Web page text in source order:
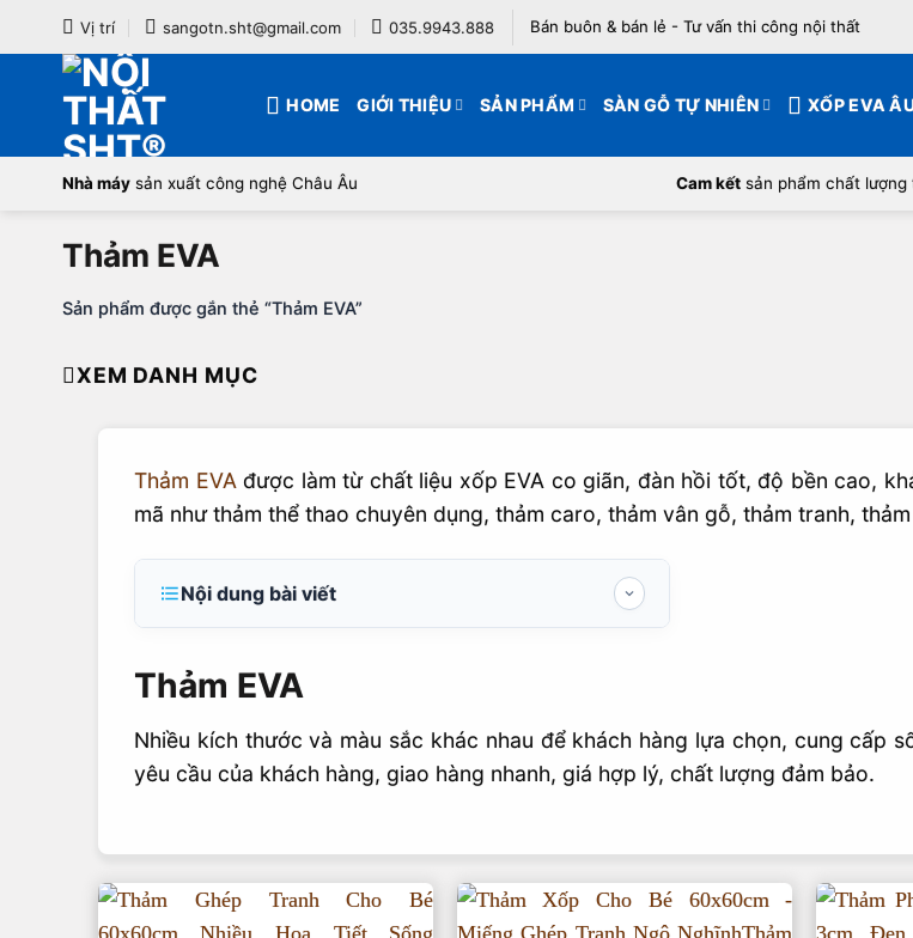
qua
Vị trí sangotn.sht@gmail.com 035.9943.888 Bán buôn & bán lẻ - Tư vấn thi công nội thất
HOME GIỚI THIỆU SẢN PHẨM SÀN GỖ TỰ NHIÊN XỐP EVA
Nhà máy sản xuất công nghệ Châu Âu Cam kếtsản phẩm chất lượng
Thảm EVA
Sản phẩm được gắn thẻ “Thảm EVA”
XEM DANH MỤC
Thảm EVA được làm từ chất liệu xốp EVA co giãn, đàn hồi tốt, độ bền cao,
mã như thảm thể thao chuyên dụng, thảm caro, thảm vân gỗ, thảm tranh,
Nội dung bài viết
Thảm EVA
Nhiều kích thước và màu sắc khác nhau để khách hàng lựa chọn, cung cấp
yêu cầu của khách hàng, giao hàng nhanh, giá hợp lý, chất lượng đảm bảo.